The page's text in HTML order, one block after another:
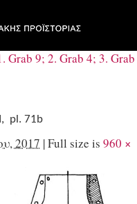
Grab 9; 2. Grab 4; 3. Grab
pl. 71b
2017 |Full size is 960 ×